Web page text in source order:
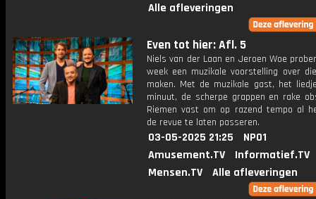
Alle afleveringen
Even tot hier: Afl. 5
Niels van der Laan en Jeroen Woe
week een muzikale voorstelling over
maken. Met de muzikale gast, het
minuut, de scherpe grappen en rake
Riemen vast om op razend tempo al
de revue te laten passeren.
03-05-2025 21:25
NPO1
Amusement.TV
Informatief.TV
Mensen.TV
Alle afleveringen